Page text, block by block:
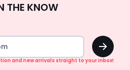
Up
THE KNOW
OK
and new arrivals straight to your inbox!